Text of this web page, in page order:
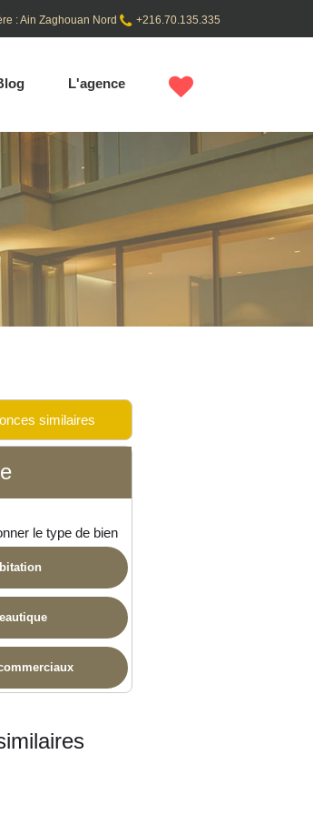
: Ain Zaghouan Nord +216.70.135.335
L'agence
similaires
le type de bien